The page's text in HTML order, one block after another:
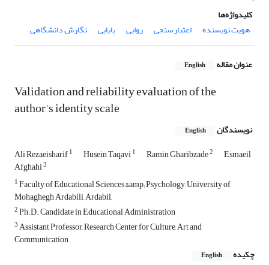
کلیدواژه‌ها
هویت نویسنده
اعتبارسنجی روایی پایایی نگارش دانشگاهی
عنوان مقاله English
Validation and reliability evaluation of the
author's identity scale
نویسندگان English
Ali Rezaeisharif1 Husein Taqavi1 Ramin Gharibzade2 Esmaeil
Afghahi3
1Faculty of Educational Sciences &amp; Psychology, University of
Mohaghegh Ardabili, Ardabil,
2Ph.D. Candidate in Educational Administration
3Assistant Professor, Research Center for Culture, Art and
Communication
چکیده
English